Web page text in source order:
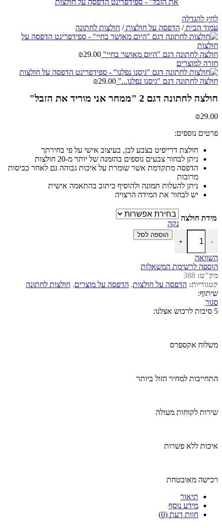
לחץ להגדלה
עמוד הבית/ הדפסה על חולצות/ חולצות לחתונה
חולצה לחתונה דגם "היום מאושר בחיי" ₪29.00
חזרה למוצרים
חולצה לחתונה דגם "גיסנו נפלנו..." ₪29.00
חולצה לחתונה דגם 2 "ממחר אני מוריד את הזבל"
₪29.00
פרטים נוספים:
חולצת דרייפיט בצבע לבן, בעיצוב אישי על פי בחירתך
ניתן לבחור צבעים נוספים בהזמנה של יותר מ-20 חולצות
הדפסה מתקדמת אשר שומרת על איכות גבוהה גם לאחר כביסות
מרובות
ניתן להעלות תמונה ולהוסיף כיתוב בהתאמה אישית
יש לבחור את המידה הרצויה
מידת חולצה
נקה
-
כמות של חולצה לחתונה דגם 2 "ממחר אני מוריד את הזבל"
+
הוספה לסל
השוואה
הוספה לרשימת המשאלות
מק"ט: 388
קטגוריות: הדפסה על חולצות, הדפסה על מוצרים, חולצות לחתונה
שיתוף:
סגור
5 סיבות לרכוש אצלנו:
משלוח אקספרס
התחייבות למחיר הזול ביותר
שירות לקוחות מעולה
איכות ללא פשרות
רכישה מאובטחת
תיאור
מידע נוסף
חוות דעת (0)